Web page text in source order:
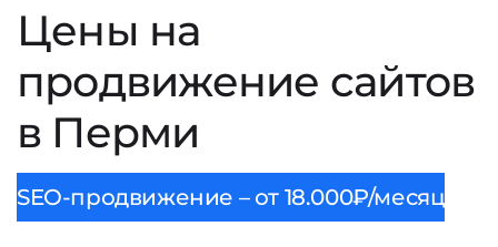
Цены на
продвижение сайтов
в Перми
SEO-продвижение – от 18.000₽/месяц